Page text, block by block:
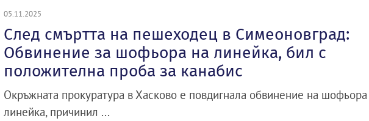
05.11.2025
След смъртта на пешеходец в Симеоновград:
Обвинение за шофьора на линейка, бил с
положителна проба за канабис
Окръжната прокуратура в Хасково е повдигнала обвинение на
линейка, причинил ...